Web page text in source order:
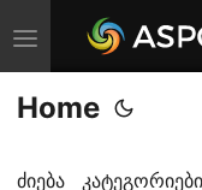
T
o
g
l
Home
ძიება კატეგორიები